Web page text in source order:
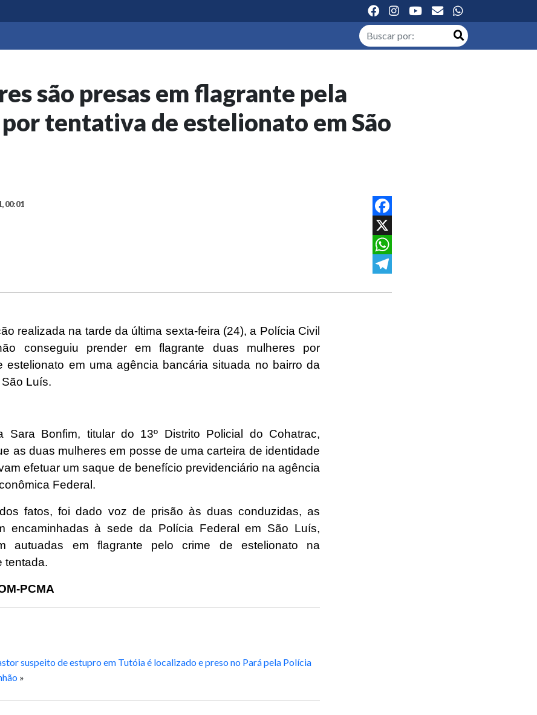
são presas em flagrante pela
tentativa de estelionato em São
00:01
Facebook
X
WhatsApp
realizada na tarde da última sexta-feira (24), a Polícia Civil
conseguiu prender em flagrante duas mulheres por
estelionato em uma agência bancária situada no bairro da
Luís.
Sara Bonfim, titular do 13º Distrito Policial do Cohatrac,
as duas mulheres em posse de uma carteira de identidade
efetuar um saque de benefício previdenciário na agência
Federal.
fatos, foi dado voz de prisão às duas conduzidas, as
encaminhadas à sede da Polícia Federal em São Luís,
autuadas em flagrante pelo crime de estelionato na
tentada.
PCMA
suspeito de estupro em Tutóia é localizado e preso no Pará pela Polícia
»